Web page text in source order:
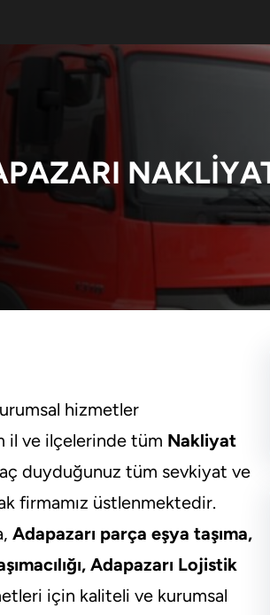
hizmetler
il ve ilçelerinde tüm Nakliyat
duyduğunuz tüm sevkiyat ve
firmamız üstlenmektedir.
Adapazarı parça eşya taşıma,
Adapazarı Lojistik
için kaliteli ve kurumsal